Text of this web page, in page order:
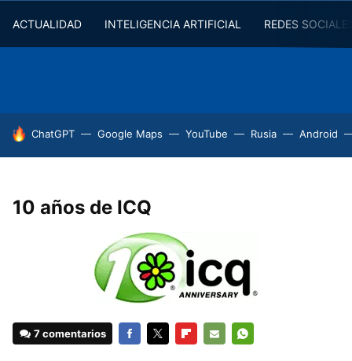
ACTUALIDAD INTELIGENCIA ARTIFICIAL REDES
HOY SE HABLA DE
ChatGPT Google Maps YouTube Rusia Android
10 años de ICQ
7 comentarios